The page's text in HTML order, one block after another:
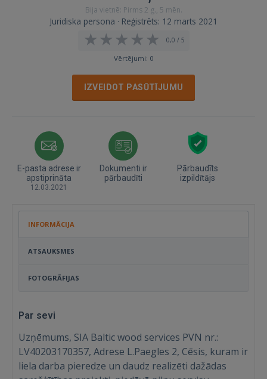
Bija vietnē: Pirms 2 g., 5 mēn.
Juridiska persona · Reģistrēts: 12 marts 2021
0,0 / 5
Vērtējumi: 0
IZVEIDOT PASŪTĪJUMU
E-pasta adrese ir
apstiprināta
12.03.2021
Dokumenti ir
pārbaudīti
Pārbaudīts
izpildītājs
INFORMĀCIJA
ATSAUKSMES
FOTOGRĀFIJAS
Par sevi
Uzņēmums, SIA Baltic wood services PVN nr.:
LV40203170357, Adrese L.Paegles 2, Cēsis, kuram ir
liela darba pieredze un daudz realizēti dažādas